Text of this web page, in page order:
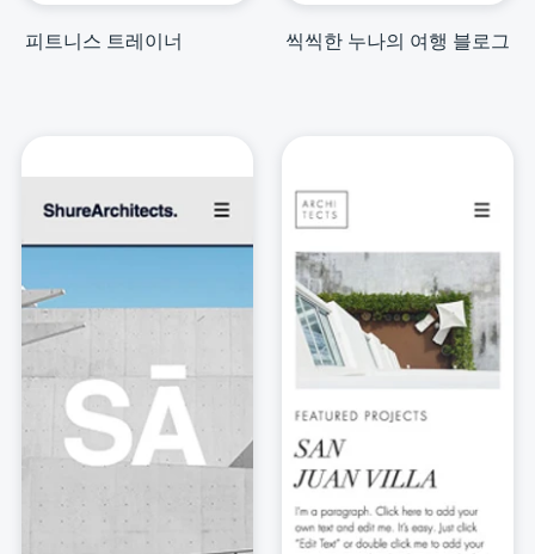
피트니스 트레이너 씩씩한 누나의 여행 블로그